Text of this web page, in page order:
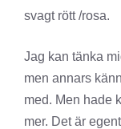
svagt rött /rosa.
Jag kan tänka
men annars
med. Men hade
mer. Det är